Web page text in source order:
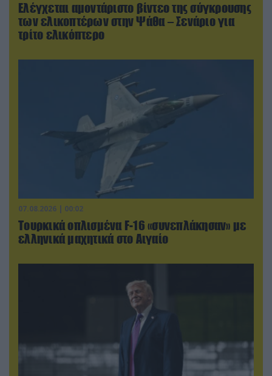
Ελέγχεται αμοντάριστο βίντεο της σύγκρουσης
των ελικοπτέρων στην Ψάθα – Σενάριο για
τρίτο ελικόπτερο
07.08.2026 | 00:02
Τουρκικά οπλισμένα F-16 «συνεπλάκησαν» με
ελληνικά μαχητικά στο Αιγαίο